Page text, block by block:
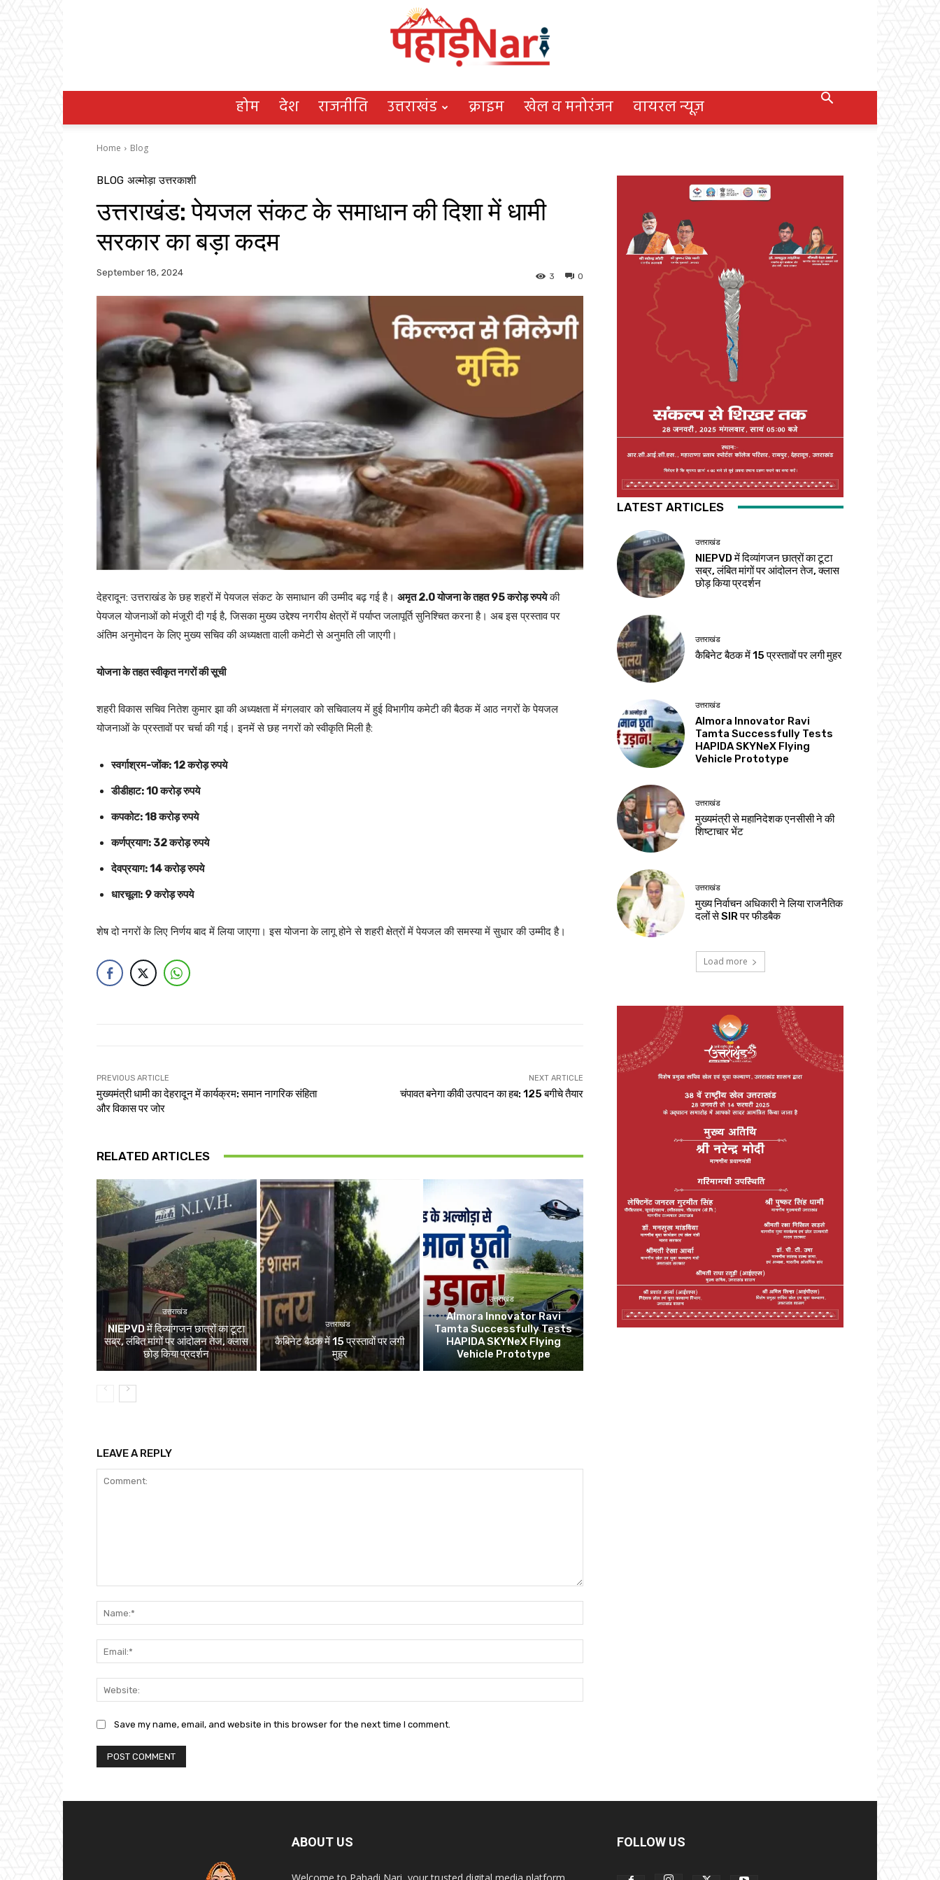
Pahadi
Nari
होम देश राजनीति उत्तराखंड क्राइम खेल व मनोरंजन वायरल न्यूज़
Home Blog
BLOG अल्मोड़ा उत्तरकाशी
उत्तराखंड: पेयजल संकट के समाधान की दिशा में धामी
सरकार का बड़ा कदम
September 18, 2024 0
3
देहरादून: उत्तराखंड के छह शहरों में पेयजल संकट के समाधान की उम्मीद बढ़ गई है। अमृत 2.0 योजना के तहत 95 करोड़ रुपयेकी
पेयजल योजनाओं को मंजूरी दी गई है, जिसका मुख्य उद्देश्य नगरीय क्षेत्रों में पर्याप्त जलापूर्ति सुनिश्चित करना है। अब इस प्रस्ताव पर
अंतिम अनुमोदन के लिए मुख्य सचिव की अध्यक्षता वाली कमेटी से अनुमति ली जाएगी।
योजना के तहत स्वीकृत नगरों की सूची
शहरी विकास सचिव नितेश कुमार झा की अध्यक्षता में मंगलवार को सचिवालय में हुई विभागीय कमेटी की बैठक में आठ नगरों के पेयजल
योजनाओं के प्रस्तावों पर चर्चा की गई। इनमें से छह नगरों को स्वीकृति मिली है:
स्वर्गाश्रम-जोंक: 12 करोड़ रुपये
डीडीहाट: 10 करोड़ रुपये
कपकोट: 18 करोड़ रुपये
कर्णप्रयाग: 32 करोड़ रुपये
देवप्रयाग: 14 करोड़ रुपये
धारचूला: 9 करोड़ रुपये
शेष दो नगरों के लिए निर्णय बाद में लिया जाएगा। इस योजना के लागू होने से शहरी क्षेत्रों में पेयजल की समस्या में सुधार की उम्मीद है।
PREVIOUS ARTICLE
मुख्यमंत्री धामी का देहरादून में कार्यक्रम: समान नागरिक संहिता
और विकास पर जोर
NEXT ARTICLE
चंपावत बनेगा कीवी उत्पादन का हब: 125 बगीचे तैयार
RELATED ARTICLES
उत्तराखंड
NIEPVD में दिव्यांगजन छात्रों का टूटा
सब्र, लंबित मांगों पर आंदोलन तेज, क्लास
छोड़ किया प्रदर्शन
उत्तराखंड
कैबिनेट बैठक में 15 प्रस्तावों पर लगी
मुहर
उत्तराखंड
Almora Innovator Ravi
Tamta Successfully Tests
HAPIDA SKYNeX Flying
Vehicle Prototype
LEAVE A REPLY
Save my name, email, and website in this browser for the next time I comment.
LATEST ARTICLES
उत्तराखंड
NIEPVD में दिव्यांगजन छात्रों का टूटा
सब्र, लंबित मांगों पर आंदोलन तेज, क्लास
छोड़ किया प्रदर्शन
उत्तराखंड
कैबिनेट बैठक में 15 प्रस्तावों पर लगी मुहर
उत्तराखंड
Almora Innovator Ravi
Tamta Successfully Tests
HAPIDA SKYNeX Flying
Vehicle Prototype
उत्तराखंड
मुख्यमंत्री से महानिदेशक एनसीसी ने की
शिष्टाचार भेंट
उत्तराखंड
मुख्य निर्वाचन अधिकारी ने लिया राजनैतिक
दलों से SIR पर फीडबैक
Load more
ABOUT US FOLLOW US